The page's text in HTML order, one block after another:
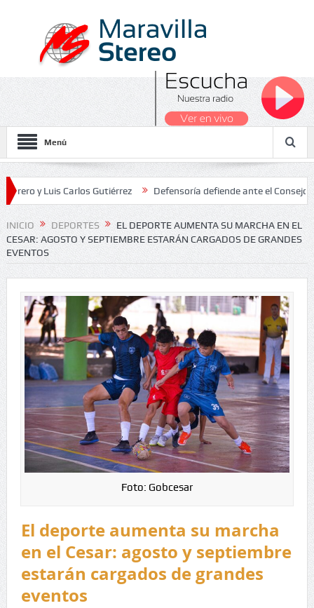
Menú
Carlos Gutiérrez Defensoría defiende ante el Consejo de
Nacionales 2026
INICIO DEPORTES
EL DEPORTE AUMENTA SU MARCHA EN EL
CESAR: AGOSTO Y SEPTIEMBRE ESTARÁN CARGADOS DE GRANDES
EVENTOS
Foto: Gobcesar
El deporte aumenta su marcha
en el Cesar: agosto y septiembre
estarán cargados de grandes
eventos